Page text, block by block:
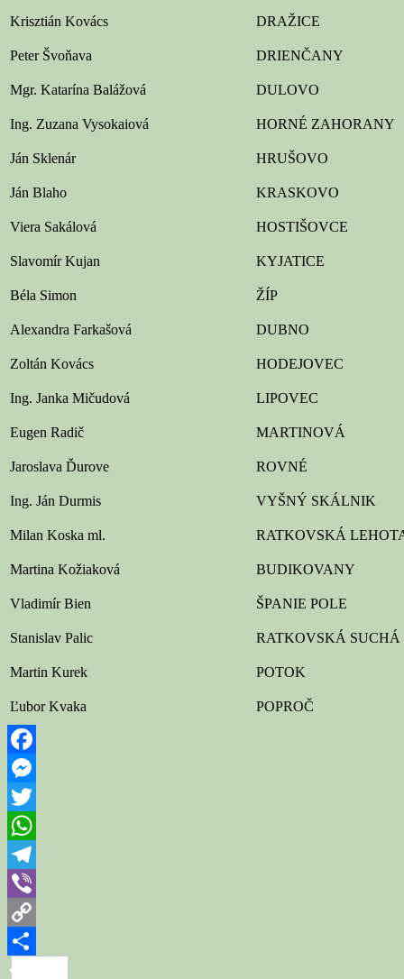
Krisztián Kovács DRAŽICE
Peter Švoňava DRIENČANY
Mgr. Katarína Balážová DULOVO
Ing. Zuzana Vysokaiová HORNÉ ZAHORANY
Ján Sklenár HRUŠOVO
Ján Blaho KRASKOVO
Viera Sakálová HOSTIŠOVCE
Slavomír Kujan KYJATICE
Béla Simon ŽÍP
Alexandra Farkašová DUBNO
Zoltán Kovács HODEJOVEC
Ing. Janka Mičudová LIPOVEC
Eugen Radič MARTINOVÁ
Jaroslava Ďurove ROVNÉ
Ing. Ján Durmis VYŠNÝ SKÁLNIK
Milan Koska ml. RATKOVSKÁ
Martina Kožiaková BUDIKOVANY
Vladimír Bien ŠPANIE POLE
Stanislav Palic RATKOVSKÁ SUCHÁ
Martin Kurek POTOK
Ľubor Kvaka POPROČ
Facebook
Messenger
Twitter
WhatsApp
Telegram
Viber
Copy
Link